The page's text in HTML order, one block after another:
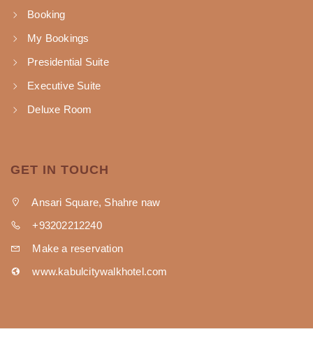
Booking
My Bookings
Presidential Suite
Executive Suite
Deluxe Room
GET IN TOUCH
Ansari Square, Shahre naw
+93202212240
Make a reservation
www.kabulcitywalkhotel.com